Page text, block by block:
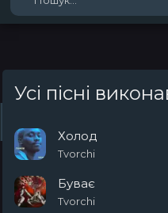
Жанри
Усі пісні
Холод
Tvorchi
Буває
Tvorchi